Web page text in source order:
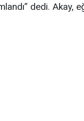
dedi. Akay,